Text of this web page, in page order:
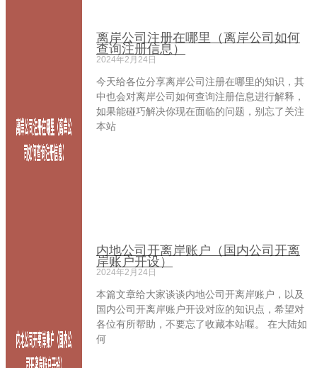
离岸公司注册在哪里（离岸公司如何
查询注册信息）
2024年2月24日
今天给各位分享离岸公司注册在哪里的知识，其
中也会对离岸公司如何查询注册信息进行解释，
如果能碰巧解决你现在面临的问题，别忘了关注
本站
内地公司开离岸账户（国内公司开离
岸账户开设）
2024年2月24日
本篇文章给大家谈谈内地公司开离岸账户，以及
国内公司开离岸账户开设对应的知识点，希望对
各位有所帮助，不要忘了收藏本站喔。 在大陆如
何